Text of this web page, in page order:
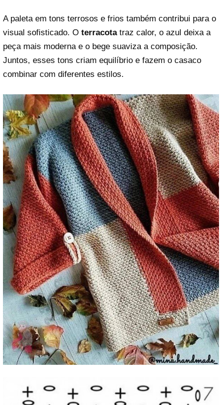
A paleta em tons terrosos e frios também contribui para o
visual sofisticado. O terracotatraz calor, o azul deixa a
peça mais moderna e o bege suaviza a composição.
Juntos, esses tons criam equilíbrio e fazem o casaco
combinar com diferentes estilos.